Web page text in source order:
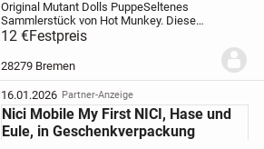
Original Mutant Dolls PuppeSeltenes
Sammlerstück von Hot Munkey. Diese
putzige handgefertigte Soft Plüsch Puppe
kommt gerne zu Dir. Das Geheimnis sind
die großen Knopf-Kulleraugen mit dem
12 €Festpreis
28279 Bremen
16.01.2026 Partner-Anzeige
Nici Mobile My First NICI, Hase und
Eule, in Geschenkverpackung